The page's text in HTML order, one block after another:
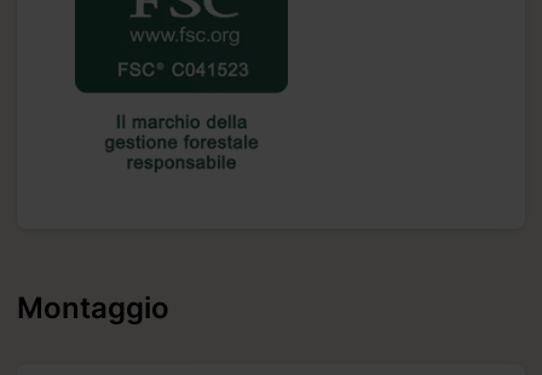
Montaggio